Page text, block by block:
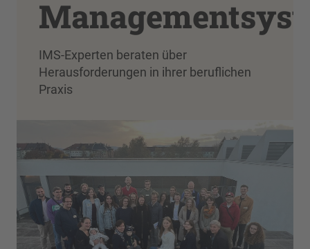
IMS-Experten beraten über
Herausforderungen in ihrer beruflichen
Praxis